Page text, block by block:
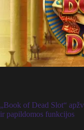
„Book of Dead Slot“
ir papildomos funkcijos